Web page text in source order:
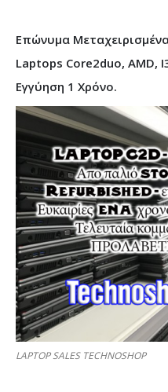
Επώνυμα
Laptops Core2duo, AMD,
Εγγύηση 1 Χρόνο.
LAPTOP SALES TECHNOSHOP